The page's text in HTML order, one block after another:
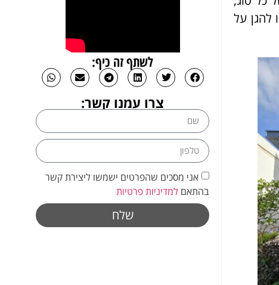
להגן על
לשתף זה כיף:
צרו עמנו קשר:
אני מסכים שהפרטים ישמשו ליצירת קשר
בהתאם למדיניות פרטיות
שלח